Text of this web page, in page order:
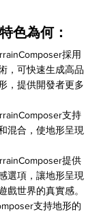
色為何：
採用
，可快速生成高品
，提供開發者更多
支持
混合，使地形呈現
提供
選項，讓地形呈現
戲世界的真實感。
支持地形的